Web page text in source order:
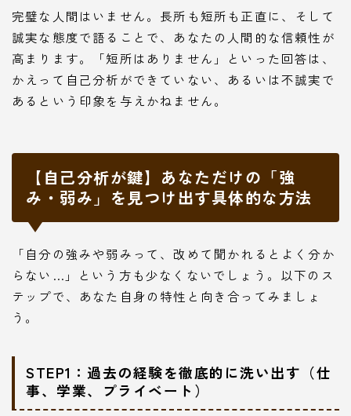
完璧な人間はいません。長所も短所も正直に、そして
誠実な態度で語ることで、あなたの人間的な信頼性が
高まります。「短所はありません」といった回答は、
かえって自己分析ができていない、あるいは不誠実で
あるという印象を与えかねません。
【自己分析が鍵】あなただけの「強
み・弱み」を見つけ出す具体的な方法
「自分の強みや弱みって、改めて聞かれるとよく分か
らない…」という方も少なくないでしょう。以下のス
テップで、あなた自身の特性と向き合ってみましょ
う。
STEP1：過去の経験を徹底的に洗い出す（仕
事、学業、プライベート）